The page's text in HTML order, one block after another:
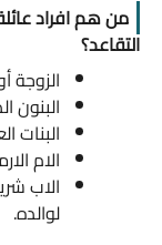
من هم افراد
التقاعد؟
الزوجة
البنون
البنات
الام
الاب
لوالده.